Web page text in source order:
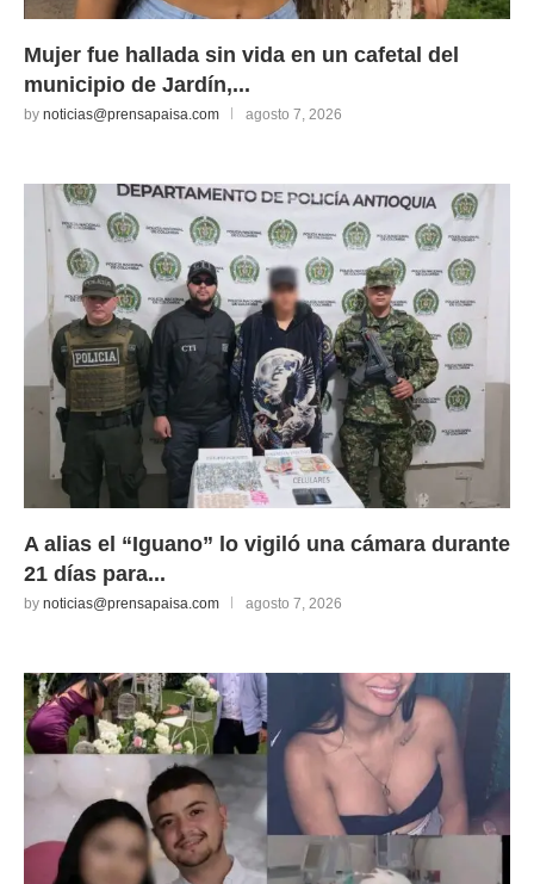
Mujer fue hallada sin vida en un cafetal del
municipio de Jardín,...
by noticias@prensapaisa.com agosto 7, 2026
A alias el “Iguano” lo vigiló una cámara durante
21 días para...
by noticias@prensapaisa.com agosto 7, 2026